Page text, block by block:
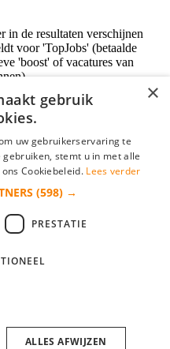
in de resultaten verschijnen
voor 'TopJobs' (betaalde
'boost' of vacatures van
×
gebruik
uw gebruikerservaring te
stemt u in met alle
Cookiebeleid. Lees verder
(598) →
PRESTATIE
ALLES AFWIJZEN